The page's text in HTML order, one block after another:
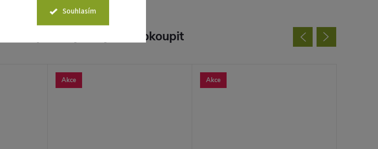
Souhlasím
doporučujeme ještě dokoupit
Akce Akce